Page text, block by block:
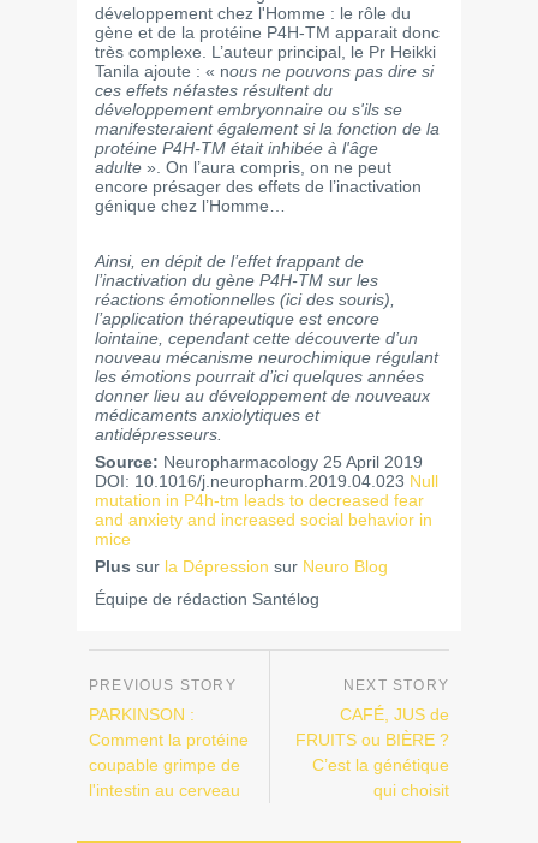
développement chez l'Homme : le rôle du
gène et de la protéine P4H-TM apparait donc
très complexe. L’auteur principal, le Pr Heikki
Tanila ajoute : « nous ne pouvons pas dire si
ces effets néfastes résultent du
développement embryonnaire ou s'ils se
manifesteraient également si la fonction de la
protéine P4H-TM était inhibée à l'âge
adulte ». On l’aura compris, on ne peut
encore présager des effets de l’inactivation
génique chez l’Homme…
Ainsi, en dépit de l’effet frappant de
l’inactivation du gène P4H-TM sur les
réactions émotionnelles (ici des souris),
l’application thérapeutique est encore
lointaine, cependant cette découverte d’un
nouveau mécanisme neurochimique régulant
les émotions pourrait d’ici quelques années
donner lieu au développement de nouveaux
médicaments anxiolytiques et
antidépresseurs.
Source: Neuropharmacology 25 April 2019
DOI: 10.1016/j.neuropharm.2019.04.023 Null
mutation in P4h-tm leads to decreased fear
and anxiety and increased social behavior in
mice
Plus sur la Dépression sur Neuro Blog
Équipe de rédaction Santélog
PARKINSON :
Comment la protéine
coupable grimpe de
l'intestin au cerveau
CAFÉ, JUS de
FRUITS ou BIÈRE ?
C’est la génétique
qui choisit